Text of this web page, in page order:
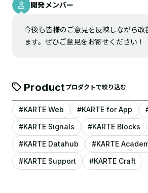
開発メンバー
今後も皆様のご意見を反映しながら改
ます。ぜひご意見をお寄せください！
Product プロダクトで絞り込む
#KARTE Web #KARTE for App
#KARTE Signals
#KARTE Blocks
#KARTE Datahub
#KARTE
#KARTE Support
#KARTE Craft